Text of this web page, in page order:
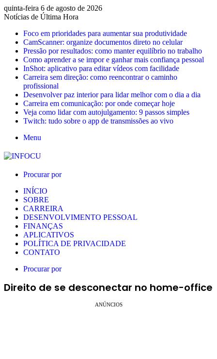
quinta-feira 6 de agosto de 2026
Notícias de Última Hora
Foco em prioridades para aumentar sua produtividade
CamScanner: organize documentos direto no celular
Pressão por resultados: como manter equilíbrio no trabalho
Como aprender a se impor e ganhar mais confiança pessoal
InShot: aplicativo para editar vídeos com facilidade
Carreira sem direção: como reencontrar o caminho
profissional
Desenvolver paz interior para lidar melhor com o dia a dia
Carreira em comunicação: por onde começar hoje
Veja como lidar com autojulgamento: 9 passos simples
Twitch: tudo sobre o app de transmissões ao vivo
Menu
Procurar por
INÍCIO
SOBRE
CARREIRA
DESENVOLVIMENTO PESSOAL
FINANÇAS
APLICATIVOS
POLÍTICA DE PRIVACIDADE
CONTATO
Procurar por
Direito de se desconectar no home-office
ANÚNCIOS